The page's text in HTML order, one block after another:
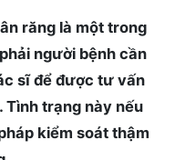
răng là một trong
người bệnh cần
sĩ để được tư vấn
Tình trạng này nếu
kiểm soát thậm